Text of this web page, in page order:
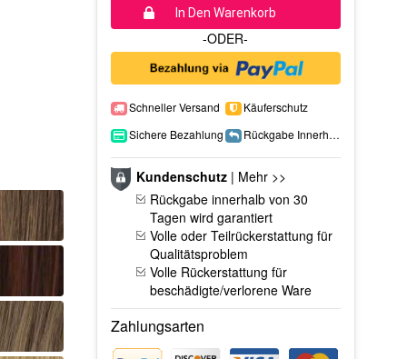
In Den Warenkorb
-ODER-
Schneller Versand
Käuferschutz
Sichere Bezahlung
Rückgabe Innerhalb 15 Tage
Kundenschutz| Mehr >>
Rückgabe innerhalb von 30
Tagen wird garantiert
Volle oder Teilrückerstattung für
Qualitätsproblem
Volle Rückerstattung für
beschädigte/verlorene Ware
Zahlungsarten